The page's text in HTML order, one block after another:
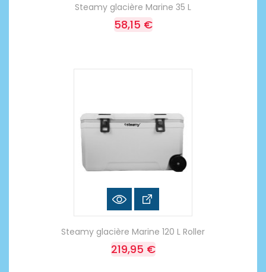
Steamy glacière Marine 35 L
58,15 €
Steamy glacière Marine 120 L Roller
219,95 €